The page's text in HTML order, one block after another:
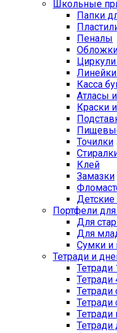
Школьные
Папки
Пеналы
Обложки
Касса
Атласы
Краски
Точилки
Клей
Замазки
Детские
Портфели
Для
Для
Сумки и
Тетради и
Тетради
Тетради
Тетради